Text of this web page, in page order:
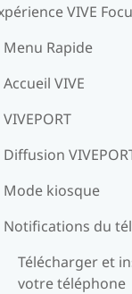
VIVE
Menu Rapide
Accueil VIVE
VIVEPORT
Diffusion
Mode kiosque
Notifications du
Télécharger et
votre téléphone